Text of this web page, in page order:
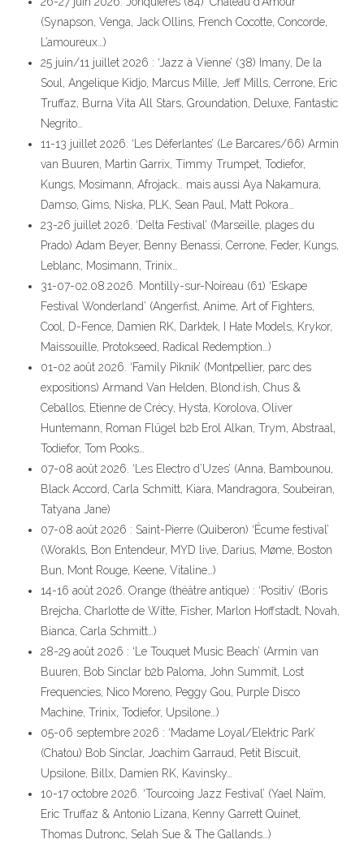
(Synapson, Venga, Jack Ollins, French Cocotte, Concorde,
L’amoureux…)
25 juin/11 juillet 2026 : ‘Jazz à Vienne’ (38) Imany, De la
Soul, Angelique Kidjo, Marcus Mille, Jeff Mills, Cerrone, Eric
Truffaz, Burna Vita All Stars, Groundation, Deluxe, Fantastic
Negrito…
11-13 juillet 2026. ‘Les Déferlantes’ (Le Barcares/66) Armin
van Buuren, Martin Garrix, Timmy Trumpet, Todiefor,
Kungs, Mosimann, Afrojack… mais aussi Aya Nakamura,
Damso, Gims, Niska, PLK, Sean Paul, Matt Pokora…
23-26 juillet 2026. ‘Delta Festival’ (Marseille, plages du
Prado) Adam Beyer, Benny Benassi, Cerrone, Feder, Kungs,
Leblanc, Mosimann, Trinix…
31-07-02.08.2026. Montilly-sur-Noireau (61) ‘Eskape
Festival Wonderland’ (Angerfist, Anime, Art of Fighters,
Cool, D-Fence, Damien RK, Darktek, I Hate Models, Krykor,
Maissouille, Protokseed, Radical Redemption…)
01-02 août 2026. ‘Family Piknik’ (Montpellier, parc des
expositions) Armand Van Helden, Blond:ish, Chus &
Ceballos, Etienne de Crécy, Hysta, Korolova, Oliver
Huntemann, Roman Flügel b2b Erol Alkan, Trym, Abstraal,
Todiefor, Tom Pooks…
07-08 août 2026. ‘Les Electro d’Uzes’ (Anna, Bambounou,
Black Accord, Carla Schmitt, Kiara, Mandragora, Soubeiran,
Tatyana Jane)
07-08 août 2026 : Saint-Pierre (Quiberon) ‘Écume festival’
(Worakls, Bon Entendeur, MYD live, Darius, Møme, Boston
Bun, Mont Rouge, Keene, Vitaline…)
14-16 août 2026. Orange (théâtre antique) : ‘Positiv’ (Boris
Brejcha, Charlotte de Witte, Fisher, Marlon Hoffstadt, Novah,
Bianca, Carla Schmitt…)
28-29 août 2026 : ‘Le Touquet Music Beach’ (Armin van
Buuren, Bob Sinclar b2b Paloma, John Summit, Lost
Frequencies, Nico Moreno, Peggy Gou, Purple Disco
Machine, Trinix, Todiefor, Upsilone…)
05-06 septembre 2026 : ‘Madame Loyal/Elektric Park’
(Chatou) Bob Sinclar, Joachim Garraud, Petit Biscuit,
Upsilone, Billx, Damien RK, Kavinsky…
10-17 octobre 2026. ‘Tourcoing Jazz Festival’ (Yael Naïm,
Eric Truffaz & Antonio Lizana, Kenny Garrett Quinet,
Thomas Dutronc, Selah Sue & The Gallands…)